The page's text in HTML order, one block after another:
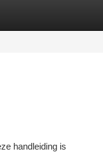
handleiding is